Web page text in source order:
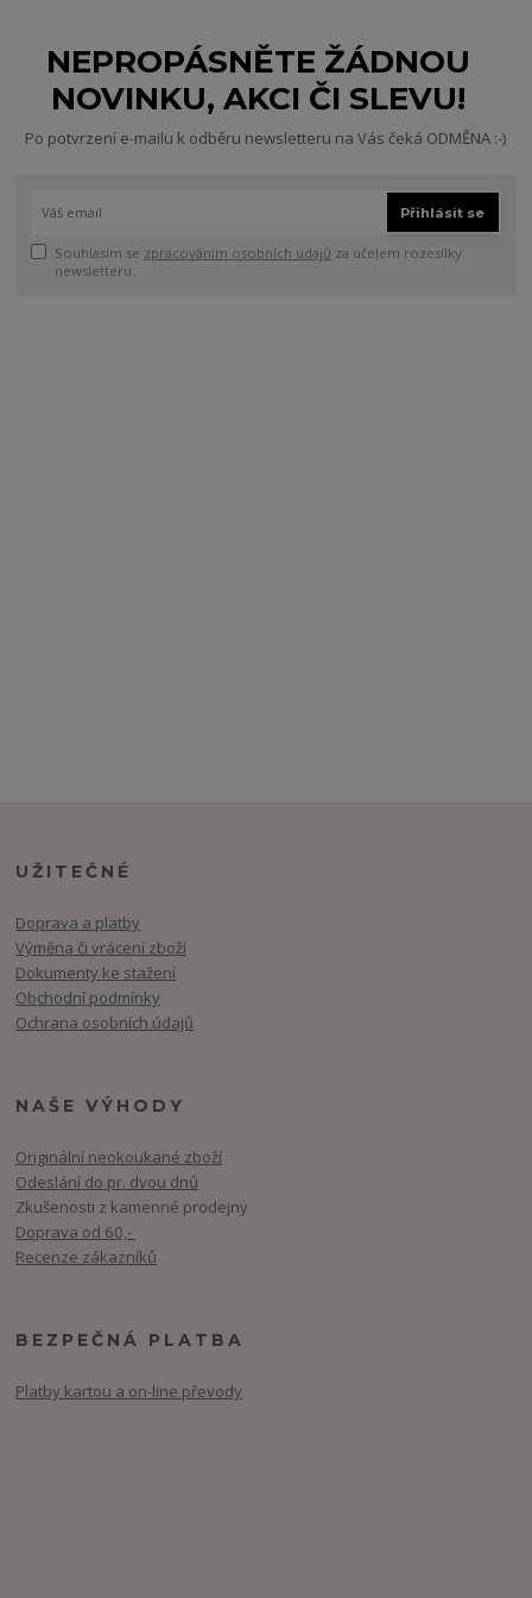
NEPROPÁSNĚTE ŽÁDNOU
NOVINKU, AKCI ČI SLEVU!
Po potvrzení e-mailu k odběru newsletteru na Vás čeká ODMĚNA :-)
Přihlásit se
Souhlasím se zpracováním osobních údajů za účelem rozesílky
newsletteru.
UŽITEČNÉ
Doprava a platby
Výměna či vrácení zboží
Dokumenty ke stažení
Obchodní podmínky
Ochrana osobních údajů
NAŠE VÝHODY
Originální neokoukané zboží
Odeslání do pr. dvou dnů
Zkušenosti z kamenné prodejny
Doprava od 60,-
Recenze zákazníků
BEZPEČNÁ PLATBA
Platby kartou a on-line převody